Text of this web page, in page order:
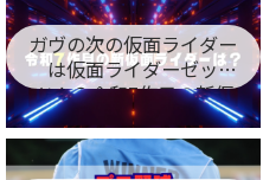
ガヴの次の仮面ライダー
は仮面ライダーゼッ
ツ！？令和7作目の新仮
面ライダー名が判明！